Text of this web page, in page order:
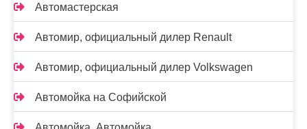
Автомастерская
Автомир, официальный дилер Renault
Автомир, официальный дилер Volkswagen
Автомойка на Софийской